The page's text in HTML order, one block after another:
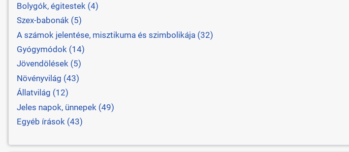
Bolygók, égitestek (4)
Szex-babonák (5)
A számok jelentése, misztikuma és szimbolikája (32)
Gyógymódok (14)
Jövendölések (5)
Növényvilág (43)
Állatvilág (12)
Jeles napok, ünnepek (49)
Egyéb írások (43)